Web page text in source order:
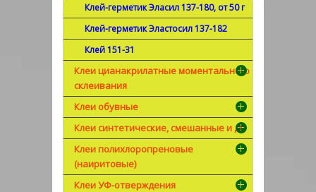
Клей-герметик Эласил 137-180, от 50 г
Клей-герметик Эластосил 137-182
Клей 151-31
Клеи цианакрилатные моментального
склеивания
Клеи обувные
Клеи синтетические, смешанные и др
Клеи полихлоропреновые
(наиритовые)
Клеи УФ-отверждения